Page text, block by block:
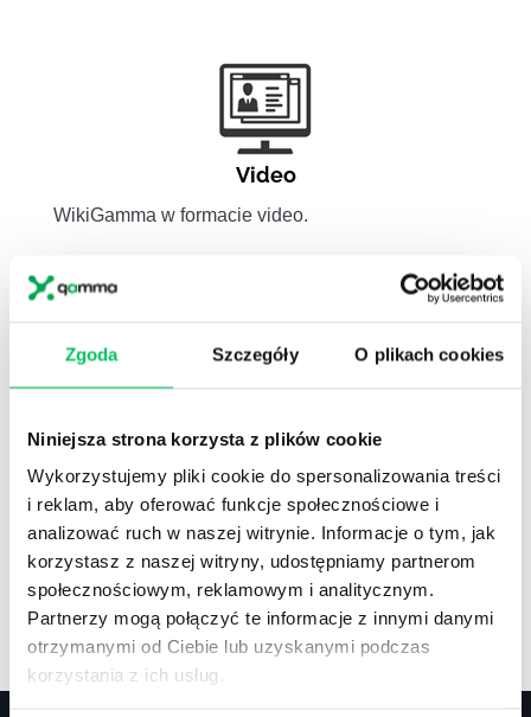
Zgoda Szczegóły O plikach cookies
Niniejsza strona korzysta z plików cookie
Wykorzystujemy pliki cookie do spersonalizowania treści
i reklam, aby oferować funkcje społecznościowe i
analizować ruch w naszej witrynie. Informacje o tym, jak
korzystasz z naszej witryny, udostępniamy partnerom
społecznościowym, reklamowym i analitycznym.
Partnerzy mogą połączyć te informacje z innymi danymi
otrzymanymi od Ciebie lub uzyskanymi podczas
korzystania z ich usług.
Video
WikiGamma w formacie video.
zawodów.
Artykuły,Artykuły cd.,Prawo
Standardowe informacje z obszaru szkoleń.